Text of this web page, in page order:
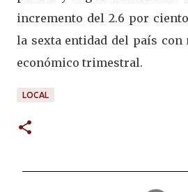
incremento del 2.6 por
la sexta entidad del país
económico trimestral.
LOCAL